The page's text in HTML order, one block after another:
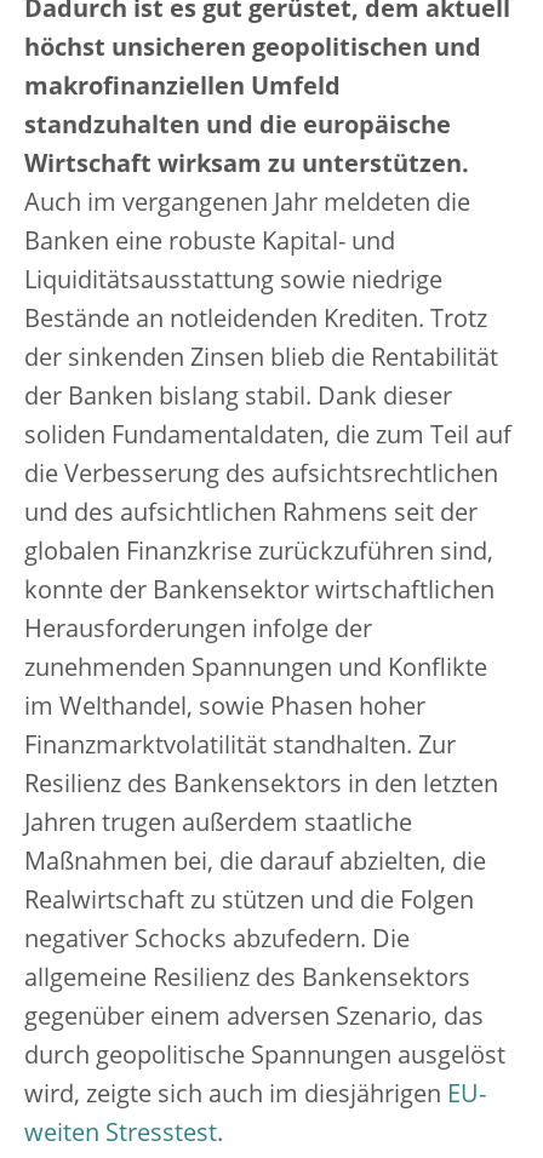
Dadurch ist es gut gerüstet, dem aktuell
höchst unsicheren geopolitischen und
makrofinanziellen Umfeld
standzuhalten und die europäische
Wirtschaft wirksam zu unterstützen.
Auch im vergangenen Jahr meldeten die
Banken eine robuste Kapital- und
Liquiditätsausstattung sowie niedrige
Bestände an notleidenden Krediten. Trotz
der sinkenden Zinsen blieb die Rentabilität
der Banken bislang stabil. Dank dieser
soliden Fundamentaldaten, die zum Teil auf
die Verbesserung des aufsichtsrechtlichen
und des aufsichtlichen Rahmens seit der
globalen Finanzkrise zurückzuführen sind,
konnte der Bankensektor wirtschaftlichen
Herausforderungen infolge der
zunehmenden Spannungen und Konflikte
im Welthandel, sowie Phasen hoher
Finanzmarktvolatilität standhalten. Zur
Resilienz des Bankensektors in den letzten
Jahren trugen außerdem staatliche
Maßnahmen bei, die darauf abzielten, die
Realwirtschaft zu stützen und die Folgen
negativer Schocks abzufedern. Die
allgemeine Resilienz des Bankensektors
gegenüber einem adversen Szenario, das
durch geopolitische Spannungen ausgelöst
wird, zeigte sich auch im diesjährigen EU-
weiten Stresstest.